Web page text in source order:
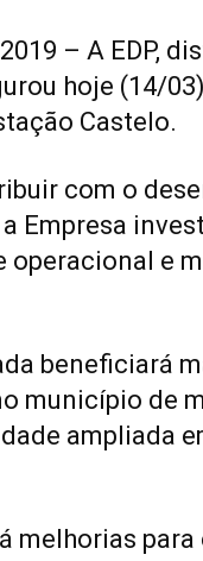
– A EDP,
hoje (14/
Castelo.
com o
Empresa
e
beneficiará
município de
ampliada
melhorias